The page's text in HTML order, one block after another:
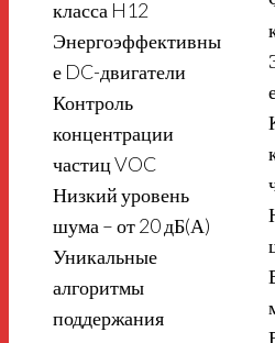
класса H12
Энергоэффективны
е DC-двигатели
Контроль
концентрации
частиц VOC
Низкий уровень
шума – от 20 дБ(А)
Уникальные
алгоритмы
поддержания